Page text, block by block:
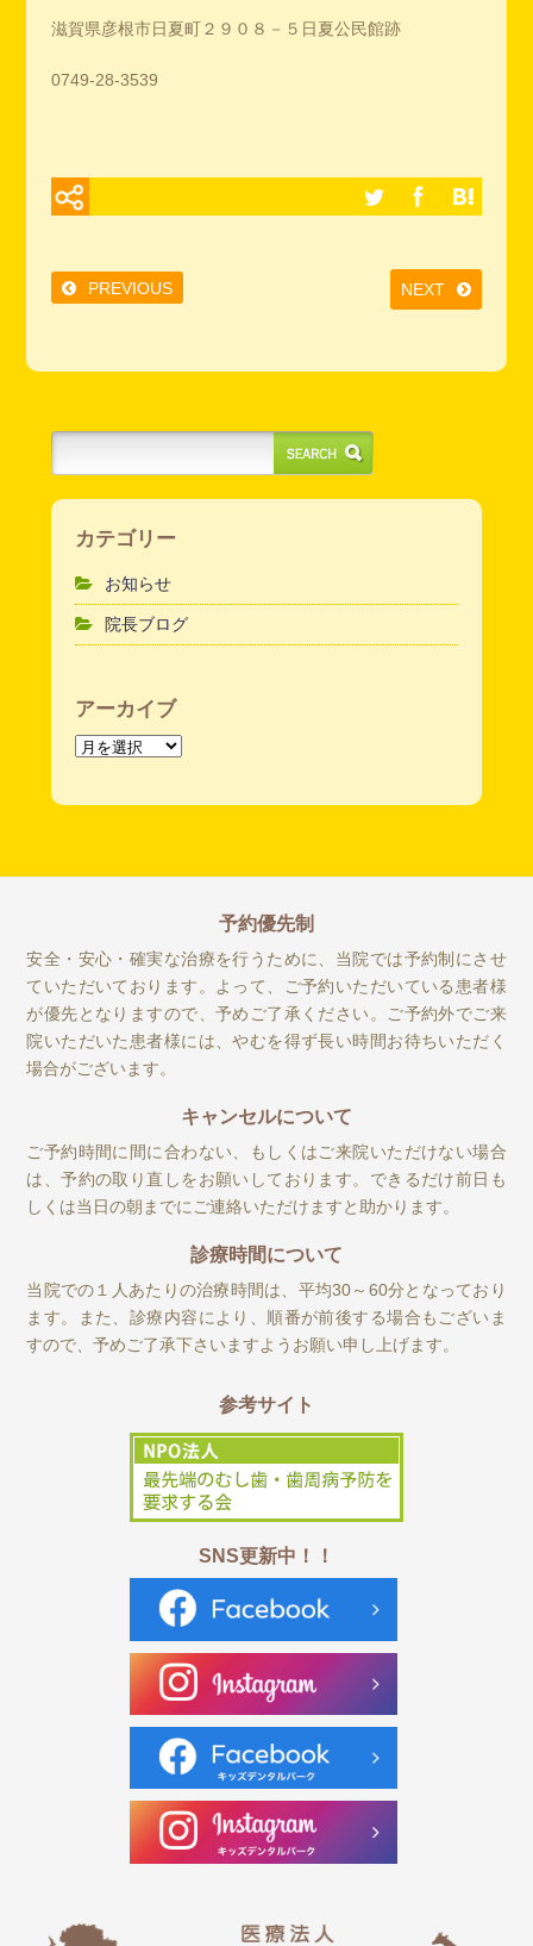
滋賀県彦根市日夏町２９０８－５日夏公民館跡
0749-28-3539
PREVIOUS NEXT
カテゴリー
お知らせ
院長ブログ
アーカイブ
ア
カ
予約優先制
安全・安心・確実な治療を行うために、当院では予約制にさせ
ていただいております。よって、ご予約いただいている患者様
が優先となりますので、予めご了承ください。ご予約外でご来
院いただいた患者様には、やむを得ず長い時間お待ちいただく
場合がございます。
キャンセルについて
ご予約時間に間に合わない、もしくはご来院いただけない場合
は、予約の取り直しをお願いしております。できるだけ前日も
しくは当日の朝までにご連絡いただけますと助かります。
診療時間について
当院での１人あたりの治療時間は、平均30～60分となっており
ます。また、診療内容により、順番が前後する場合もございま
すので、予めご了承下さいますようお願い申し上げます。
参考サイト
SNS更新中！！